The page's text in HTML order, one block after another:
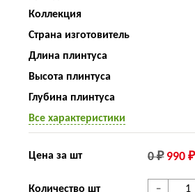
Коллекция
Страна изготовитель
Длина плинтуса
Высота плинтуса
Глубина плинтуса
Все характеристики
Цена за шт 0 ₽ 990 ₽
Количество шт